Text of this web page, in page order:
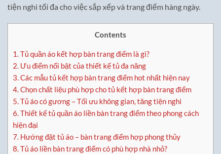
tiện nghi tối đa cho việc sắp xếp và trang điểm hàng ngày.
Contents
1.Tủ quần áo kết hợp bàn trang điểm là gì?
2. Ưu điểm nổi bật của thiết kế tủ đa năng
3.Các mẫu tủ kết hợp bàn trang điểm hot nhất hiện nay
4.Chọn chất liệu phù hợp cho tủ kết hợp bàn trang điểm
5.Tủ áo có gương – Tối ưu không gian, tăng tiện nghi
6.Thiết kế tủ quần áo liền bàn trang điểm theo phong cách
hiện đại
7. Hướng đặt tủ áo – bàn trang điểm hợp phong thủy
8.Tủ áo liền bàn trang điểm có phù hợp nhà nhỏ?